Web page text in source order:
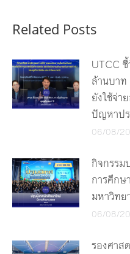
Related Posts
UTCC
ล้านบา
ยังใช้จ่า
ปัญหาปร
06/08/
กิจกรรม
การศึกษ
มหาวิท
06/08/
รองศาส